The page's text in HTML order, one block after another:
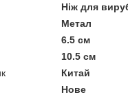
Ніж для
Метал
6.5 см
10.5 см
Китай
Нове